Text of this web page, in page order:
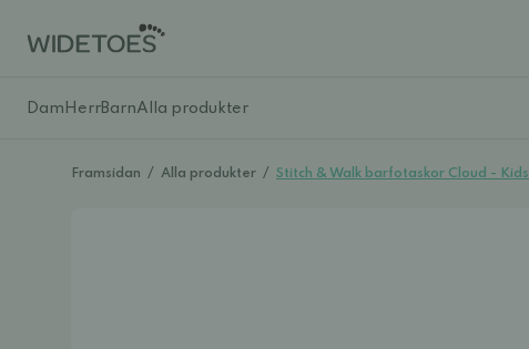
Dam HerrBarnAlla produkter
Framsidan / Alla produkter / Stitch & Walk barfotaskor Cloud - Kids